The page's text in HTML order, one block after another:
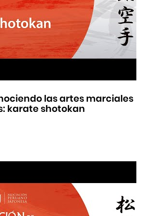
las artes marciales
karate shotokan